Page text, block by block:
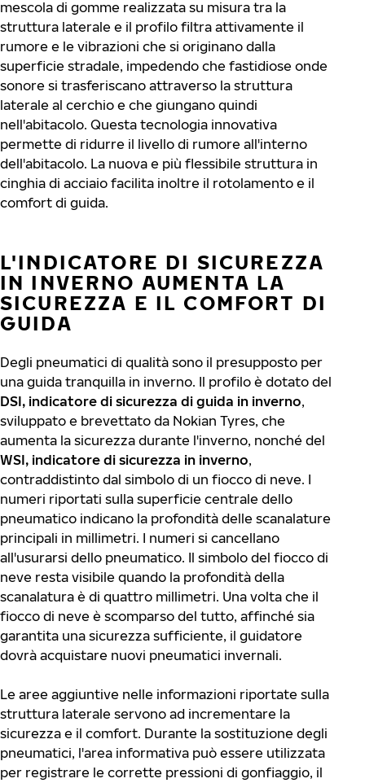
mescola di gomme realizzata su misura tra la
struttura laterale e il profilo filtra attivamente il
rumore e le vibrazioni che si originano dalla
superficie stradale, impedendo che fastidiose onde
sonore si trasferiscano attraverso la struttura
laterale al cerchio e che giungano quindi
nell'abitacolo. Questa tecnologia innovativa
permette di ridurre il livello di rumore all'interno
dell'abitacolo. La nuova e più flessibile struttura in
cinghia di acciaio facilita inoltre il rotolamento e il
comfort di guida.
L'INDICATORE DI SICUREZZA
IN INVERNO AUMENTA LA
SICUREZZA E IL COMFORT DI
GUIDA
Degli pneumatici di qualità sono il presupposto per
una guida tranquilla in inverno. Il profilo è dotato del
DSI, indicatore di sicurezza di guida in inverno,
sviluppato e brevettato da Nokian Tyres, che
aumenta la sicurezza durante l'inverno, nonché del
WSI, indicatore di sicurezza in inverno,
contraddistinto dal simbolo di un fiocco di neve. I
numeri riportati sulla superficie centrale dello
pneumatico indicano la profondità delle scanalature
principali in millimetri. I numeri si cancellano
all'usurarsi dello pneumatico. Il simbolo del fiocco di
neve resta visibile quando la profondità della
scanalatura è di quattro millimetri. Una volta che il
fiocco di neve è scomparso del tutto, affinché sia
garantita una sicurezza sufficiente, il guidatore
dovrà acquistare nuovi pneumatici invernali.
Le aree aggiuntive nelle informazioni riportate sulla
struttura laterale servono ad incrementare la
sicurezza e il comfort. Durante la sostituzione degli
pneumatici, l'area informativa può essere utilizzata
per registrare le corrette pressioni di gonfiaggio, il